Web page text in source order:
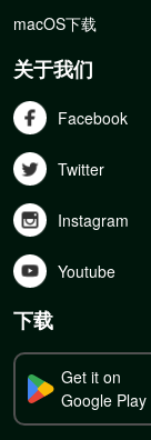
macOS下载
关于我们
Facebook
Twitter
Instagram
Youtube
下载
Get it on
Google Play